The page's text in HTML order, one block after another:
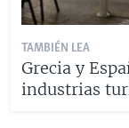
TAMBIÉN LEA
Grecia y
industrias